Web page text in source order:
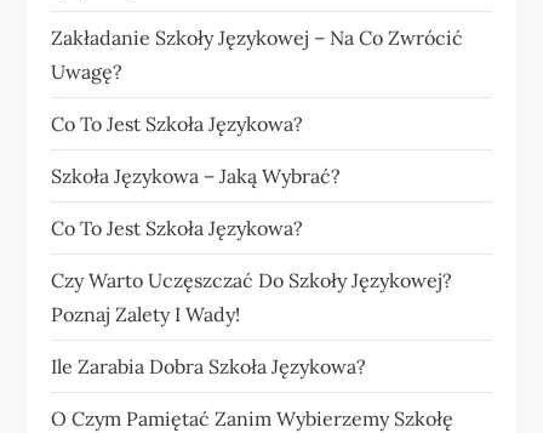
Zakładanie Szkoły Językowej – Na Co Zwrócić
Uwagę?
Co To Jest Szkoła Językowa?
Szkoła Językowa – Jaką Wybrać?
Co To Jest Szkoła Językowa?
Czy Warto Uczęszczać Do Szkoły Językowej?
Poznaj Zalety I Wady!
Ile Zarabia Dobra Szkoła Językowa?
O Czym Pamiętać Zanim Wybierzemy Szkołę